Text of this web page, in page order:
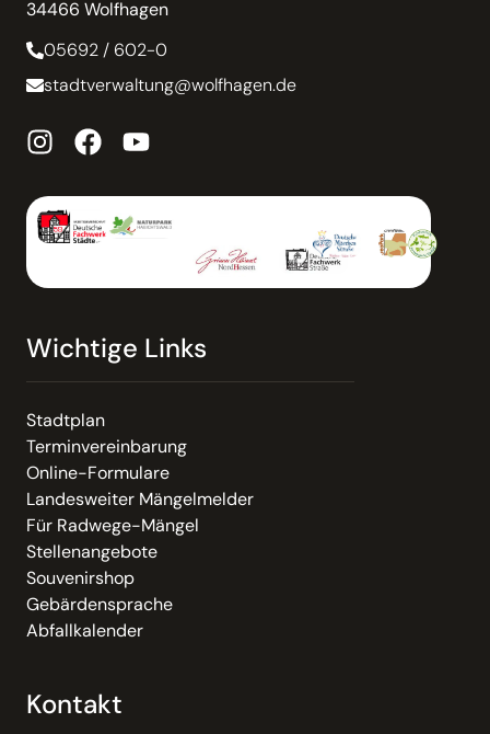
34466 Wolfhagen
05692 / 602-0
stadtverwaltung@wolfhagen.de
Wichtige Links
Stadtplan
Terminvereinbarung
Online-Formulare
Landesweiter Mängelmelder
Für Radwege-Mängel
Stellenangebote
Souvenirshop
Gebärdensprache
Abfallkalender
Kontakt